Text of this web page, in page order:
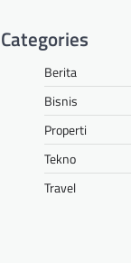
Categories
Berita
Bisnis
Properti
Tekno
Travel